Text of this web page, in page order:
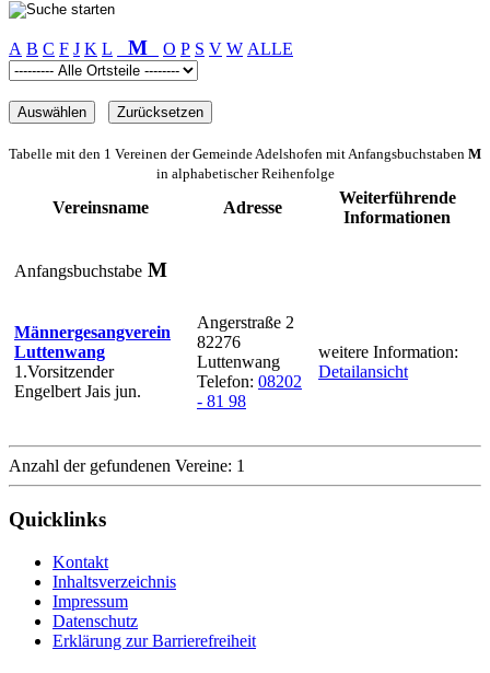
A B C F J K L M O P S V W ALLE
Tabelle mit den 1 Vereinen der Gemeinde Adelshofen mit Anfangsbuchstaben M
in alphabetischer Reihenfolge
Vereinsname Adresse
Weiterführende
Informationen
Anfangsbuchstabe M
Männergesangverein
Luttenwang
1.Vorsitzender
Engelbert Jais jun.
Angerstraße 2
82276
Luttenwang
Telefon: 08202
- 81 98
weitere Information:
Detailansicht
Anzahl der gefundenen Vereine: 1
Quicklinks
Kontakt
Inhaltsverzeichnis
Impressum
Datenschutz
Erklärung zur Barrierefreiheit